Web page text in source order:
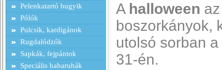
Pelenkatartó bugyik
Pólók
Pulcsik, kardigánok
Rugdalódzók
Sapkák, fejpántok
Speciális babaruhák
A halloween
boszorkányok,
utolsó sorban
31-én.